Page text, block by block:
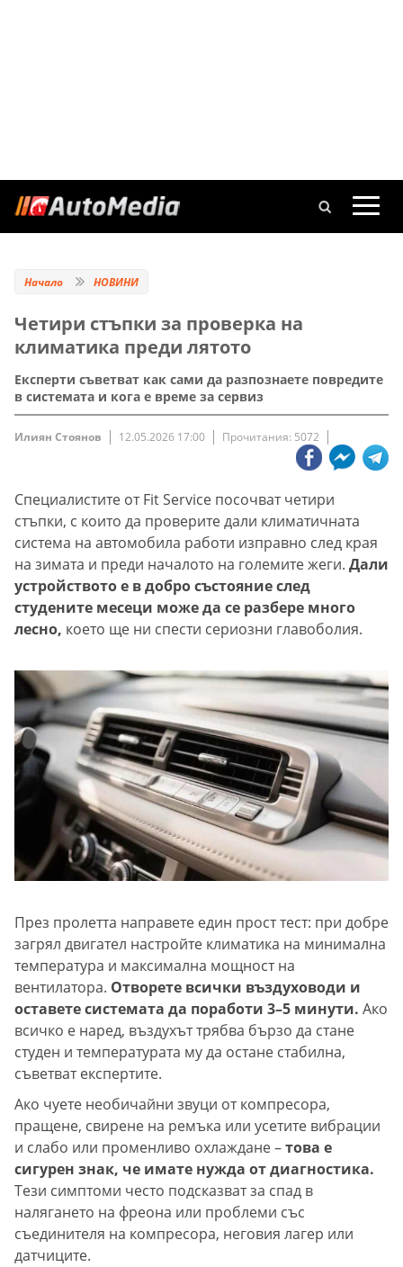
Начало НОВИНИ
Четири стъпки за проверка на
климатика преди лятото
Експерти съветват как сами да разпознаете повредите
в системата и кога е време за сервиз
Илиян Стоянов 12.05.2026 17:00 Прочитания: 5072
Специалистите от Fit Service посочват четири
стъпки, с които да проверите дали климатичната
система на автомобила работи изправно след края
на зимата и преди началото на големите жеги. Дали
устройството е в добро състояние след
студените месеци може да се разбере много
лесно, което ще ни спести сериозни главоболия.
През пролетта направете един прост тест: при добре
загрял двигател настройте климатика на минимална
температура и максимална мощност на
вентилатора. Отворете всички въздуховоди и
оставете системата да поработи 3–5 минути. Ако
всичко е наред, въздухът трябва бързо да стане
студен и температурата му да остане стабилна,
съветват експертите.
Ако чуете необичайни звуци от компресора,
пращене, свирене на ремъка или усетите вибрации
и слабо или променливо охлаждане –това е
сигурен знак, че имате нужда от диагностика.
Тези симптоми често подсказват за спад в
налягането на фреона или проблеми със
съединителя на компресора, неговия лагер или
датчиците.